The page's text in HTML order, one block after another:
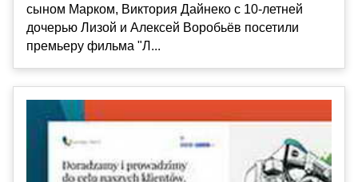
сыном Марком, Виктория Дайнеко с 10-летней
дочерью Лизой и Алексей Воробьёв посетили
премьеру фильма "Л...